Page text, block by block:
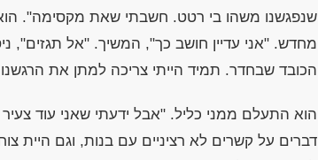
שנפגשנו משהו בי רטט. חשבתי שאת מקסימה".
מחדש. "אני עדיין חושב כך", המשיך. "אל תגזים",
הכובד שבחדר. תמיד הייתי צריכה למתן את
הוא התעלם ממני כליל. "אבל ידעתי שאני עוד
דברים על קשרים לא רציניים עם בנות, וגם היית